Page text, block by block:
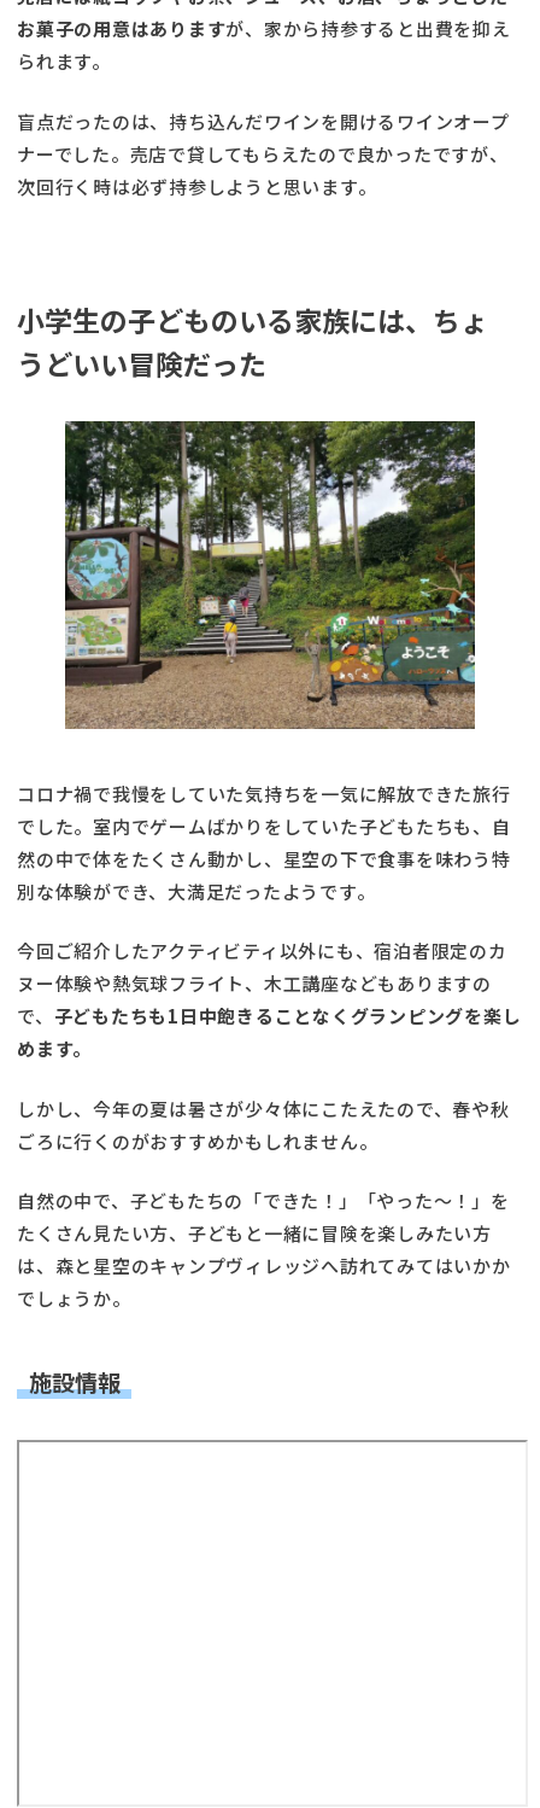
お菓子の用意はありますが、家から持参すると出費を抑え
られます。
盲点だったのは、持ち込んだワインを開けるワインオープ
ナーでした。売店で貸してもらえたので良かったですが、
次回行く時は必ず持参しようと思います。
小学生の子どものいる家族には、ちょ
うどいい冒険だった
コロナ禍で我慢をしていた気持ちを一気に解放できた旅行
でした。室内でゲームばかりをしていた子どもたちも、自
然の中で体をたくさん動かし、星空の下で食事を味わう特
別な体験ができ、大満足だったようです。
今回ご紹介したアクティビティ以外にも、宿泊者限定のカ
ヌー体験や熱気球フライト、木工講座などもありますの
で、 子どもたちも1日中飽きることなくグランピングを楽し
めます。
しかし、今年の夏は暑さが少々体にこたえたので、春や秋
ごろに行くのがおすすめかもしれません。
自然の中で、子どもたちの「できた！」「やった～！」を
たくさん見たい方、子どもと一緒に冒険を楽しみたい方
は、森と星空のキャンプヴィレッジへ訪れてみてはいかか
でしょうか。
施設情報